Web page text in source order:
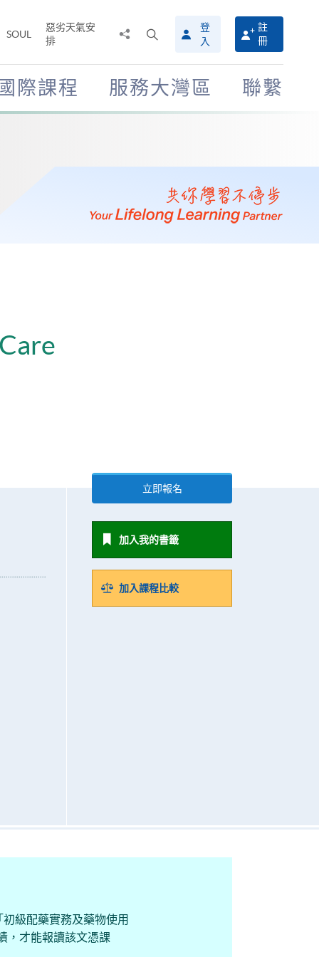
SOUL
惡劣天氣安
排
搜
尋
介
面
登
入
註
冊
際課程 服務大灣區 聯繫
立即報名
加入我的書籤
加入課程比較
級配藥實務及藥物使用
，才能報讀該文憑課